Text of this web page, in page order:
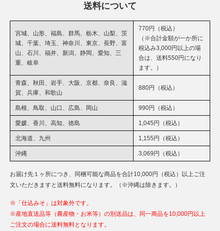
送料について
宮城、山形、福島、群馬、栃木、山梨、茨
城、千葉、埼玉、神奈川、東京、長野、富
山、石川、福井、新潟、静岡、愛知、三
重、岐阜
770円（税込）
（※合計金額が一か所に
税込み3,000円以上の場
合は、送料550円になり
ます。）
青森、秋田、岩手、大阪、京都、奈良、滋
賀、兵庫、和歌山
880円（税込）
島根、鳥取、山口、広島、岡山 990円（税込）
愛媛、香川、高知、徳島 1,045円（税込）
北海道、九州 1,155円（税込）
沖縄 3,069円（税込）
お届け先１ヶ所につき、同梱可能な商品を合計10,000円（税込）以上ご注
文いただきますと送料無料になります。（※沖縄は除きます。）
※「仕込みそ」は対象外です。
※産地直送品等（農産物・お米等）の別送品は、同一商品を10,000円以上
ご注文の場合に送料無料となります。